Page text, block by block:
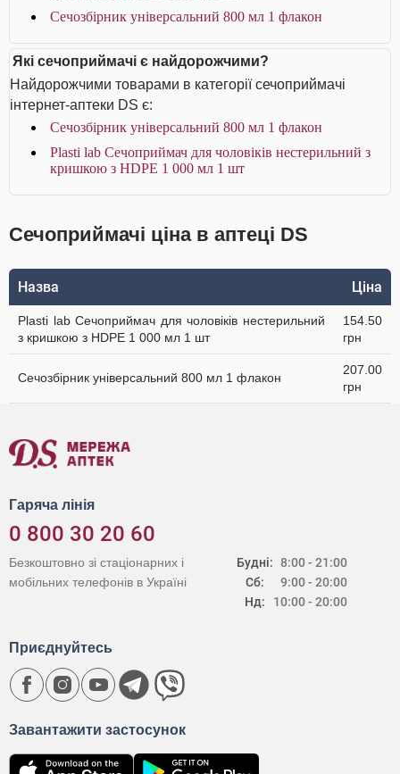
Сечозбірник універсальний 800 мл 1 флакон
Які сечоприймачі є найдорожчими?
Найдорожчими товарами в категорії сечоприймачі
інтернет-аптеки DS є:
Сечозбірник універсальний 800 мл 1 флакон
Plasti lab Сечоприймач для чоловіків нестерильний з
кришкою з HDPE 1 000 мл 1 шт
Сечоприймачі ціна в аптеці DS
Назва Ціна
Plasti lab Сечоприймач для чоловіків нестерильний
з кришкою з HDPE 1 000 мл 1 шт
154.50
грн
Сечозбірник універсальний 800 мл 1 флакон
207.00
грн
Гаряча лінія
0 800 30 20 60
Будні:
Сб:
Нд:
8:00 - 21:00
9:00 - 20:00
10:00 - 20:00
Безкоштовно зі стаціонарних і
мобільних телефонів в Україні
Завантажити застосунок
Приєднуйтесь